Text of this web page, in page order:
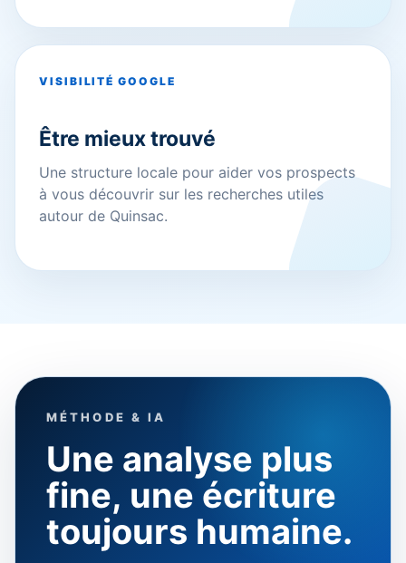
VISIBILITÉ GOOGLE
Être mieux trouvé
Une structure locale pour aider vos prospects
à vous découvrir sur les recherches utiles
autour de Quinsac.
MÉTHODE & IA
Une analyse plus
fine, une écriture
toujours humaine.